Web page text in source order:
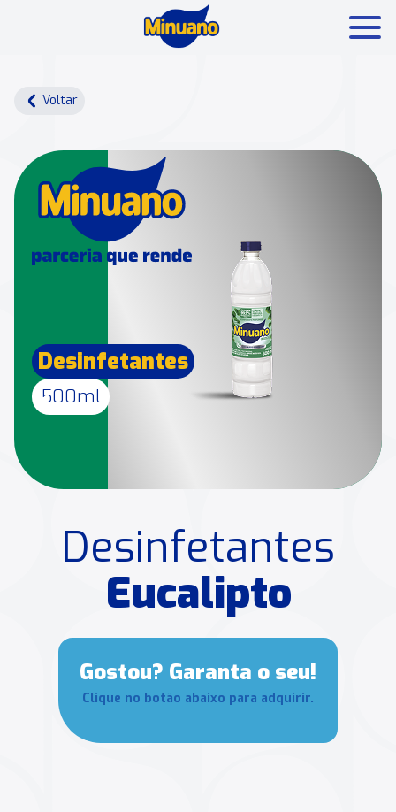
Voltar
Desinfetantes
500ml
Desinfetantes
Eucalipto
Gostou? Garanta o seu!
Clique no botão abaixo para adquirir.
Mais buscados: